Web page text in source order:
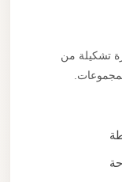
تشكيلة من